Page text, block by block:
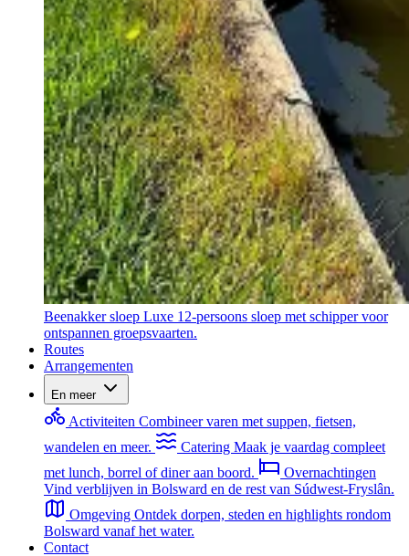
Beenakker sloep Luxe 12-persoons sloep met schipper voor
ontspannen groepsvaarten.
Routes
Arrangementen
En meer
Activiteiten Combineer varen met suppen, fietsen,
wandelen en meer.
Catering Maak je vaardag compleet
met lunch, borrel of diner aan boord.
Overnachtingen
Vind verblijven in Bolsward en de rest van Súdwest-Fryslân.
Omgeving Ontdek dorpen, steden en highlights rondom
Bolsward vanaf het water.
Contact